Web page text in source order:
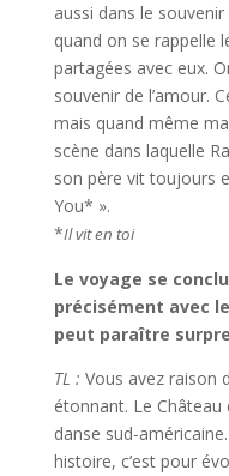
aussi dans le
quand on se rappelle
partagées avec eux.
souvenir de l’amour.
mais quand même
scène dans laquelle
son père vit toujours
You* ».
*Il vit en toi
Le voyage se
précisément avec
peut paraître
TL : Vous avez raison
étonnant. Le
danse sud-
histoire, c’est pour